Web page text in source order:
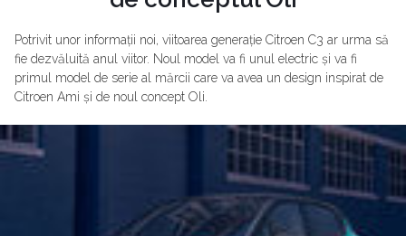
Potrivit unor informații noi, viitoarea generație Citroen C3 ar urma să
fie dezvăluită anul viitor. Noul model va fi unul electric și va fi
primul model de serie al mărcii care va avea un design inspirat de
Citroen Ami și de noul concept Oli.